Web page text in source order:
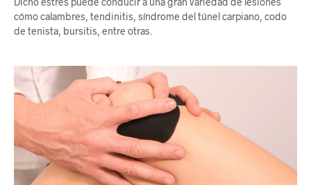
cómo calambres, tendinitis, síndrome del túnel carpiano, codo
de tenista, bursitis, entre otras.